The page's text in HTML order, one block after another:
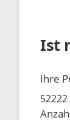
Ist
Ihre